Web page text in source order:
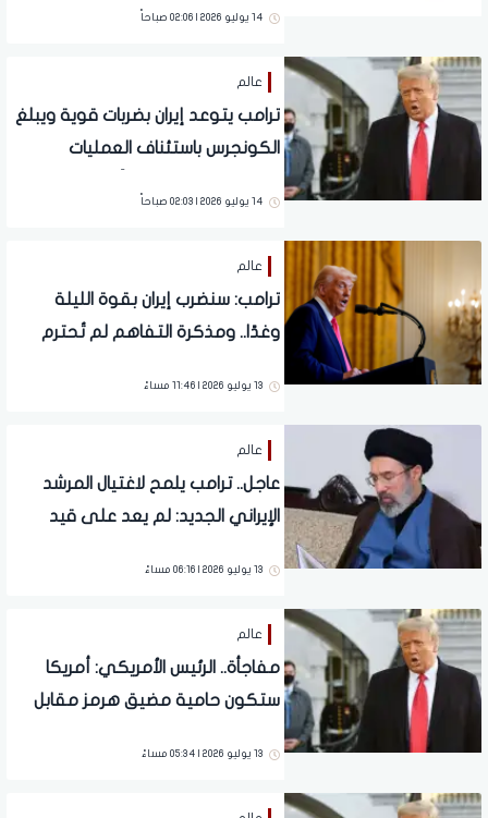
14 يوليو 2026 | 02:06 صباحاً
عالم
ترامب يتوعد إيران بضربات قوية ويبلغ
الكونجرس باستئناف العمليات
14 يوليو 2026 | 02:03 صباحاً
عالم
ترامب: سنضرب إيران بقوة الليلة
وغدًا.. ومذكرة التفاهم لم تُحترم
13 يوليو 2026 | 11:46 مساءً
عالم
عاجل.. ترامب يلمح لاغتيال المرشد
الإيراني الجديد: لم يعد على قيد
13 يوليو 2026 | 06:16 مساءً
عالم
مفاجأة.. الرئيس الأمريكي: أمريكا
ستكون حامية مضيق هرمز مقابل
13 يوليو 2026 | 05:34 مساءً